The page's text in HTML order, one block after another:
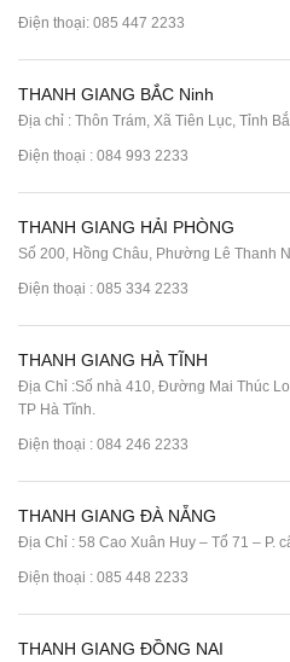
Điện thoại: 085 447 2233
THANH GIANG BẮC Ninh
Địa chỉ : Thôn Trám, Xã Tiên Lục, Tỉnh
Điện thoại : 084 993 2233
THANH GIANG HẢI PHÒNG
Số 200, Hồng Châu, Phường Lê Thanh
Điện thoại : 085 334 2233
THANH GIANG HÀ TĨNH
Địa Chỉ :Số nhà 410, Đường Mai Thúc
TP Hà Tĩnh.
Điện thoại : 084 246 2233
THANH GIANG ĐÀ NẴNG
Địa Chỉ : 58 Cao Xuân Huy – Tổ 71 – P.
Điện thoại : 085 448 2233
THANH GIANG ĐỒNG NAI